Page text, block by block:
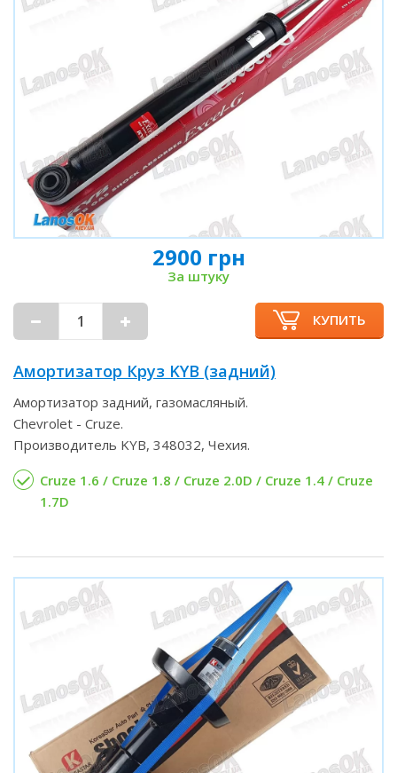
2900 грн
За штуку
КУПИТЬ
Амортизатор Круз KYB (задний)
Амортизатор задний, газомасляный.
Chevrolet - Cruze.
Производитель KYB, 348032, Чехия.
Cruze 1.6 / Cruze 1.8 / Cruze 2.0D / Cruze 1.4 / Cruze
1.7D